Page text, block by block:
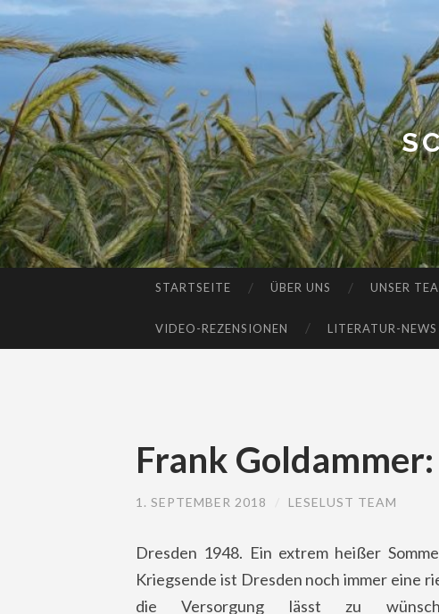
STARTSEITE ÜBER UNS UNSER
VIDEO-REZENSIONEN LITERATUR-NEWS
Frank
1. SEPTEMBER 2018 LESELUST TEAM
Dresden 1948. Ein extrem heißer
Kriegsende ist Dresden noch immer eine
die Versorgung lässt zu